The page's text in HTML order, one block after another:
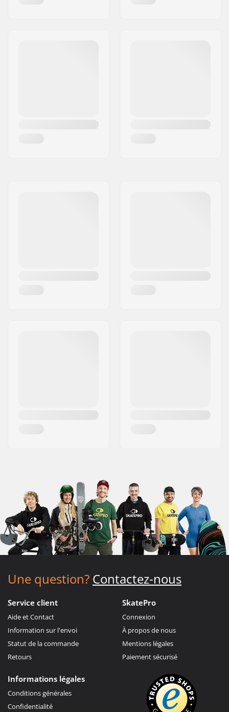
Une question? Contactez-nous
Service client
Aide et Contact
Information sur l'envoi
Statut de la commande
Retours
SkatePro
Connexion
À propos de nous
Mentions légales
Paiement sécurisé
Informations légales
Conditions générales
Confidentialité